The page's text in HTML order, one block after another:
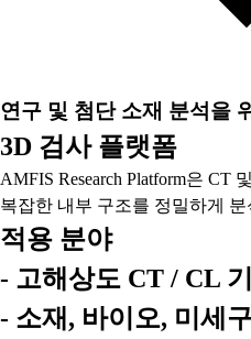
연구 및 첨단 소재 분석을
3D 검사 플랫폼
AMFIS Research Platform은 CT
복잡한 내부 구조를 정밀하게
적용 분야
- 고해상도 CT / CL
- 소재, 바이오, 미세